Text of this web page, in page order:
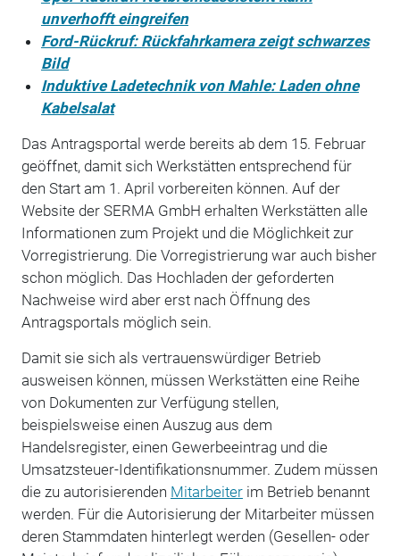
unverhofft eingreifen
Ford-Rückruf: Rückfahrkamera zeigt schwarzes
Bild
Induktive Ladetechnik von Mahle: Laden ohne
Kabelsalat
Das Antragsportal werde bereits ab dem 15. Februar
geöffnet, damit sich Werkstätten entsprechend für
den Start am 1. April vorbereiten können. Auf der
Website der SERMA GmbH erhalten Werkstätten alle
Informationen zum Projekt und die Möglichkeit zur
Vorregistrierung. Die Vorregistrierung war auch bisher
schon möglich. Das Hochladen der geforderten
Nachweise wird aber erst nach Öffnung des
Antragsportals möglich sein.
Damit sie sich als vertrauenswürdiger Betrieb
ausweisen können, müssen Werkstätten eine Reihe
von Dokumenten zur Verfügung stellen,
beispielsweise einen Auszug aus dem
Handelsregister, einen Gewerbeeintrag und die
Umsatzsteuer-Identifikationsnummer. Zudem müssen
die zu autorisierenden Mitarbeiterim Betrieb benannt
werden. Für die Autorisierung der Mitarbeiter müssen
deren Stammdaten hinterlegt werden (Gesellen- oder